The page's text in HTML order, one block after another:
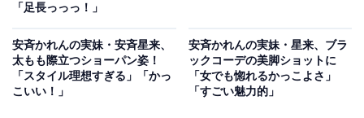
「足長っっっ！」
安斉かれんの実妹・安斉星来、
太もも際立つショーパン姿！
「スタイル理想すぎる」「かっ
こいい！」
安斉かれんの実妹・星来、ブラ
ックコーデの美脚ショットに
「女でも惚れるかっこよさ」
「すごい魅力的」